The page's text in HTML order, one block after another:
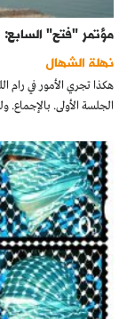
مؤتمر "فتح" السابع:
نهلة الشهال
هكذا تجري الأمور في رام
الجلسة الأولى.